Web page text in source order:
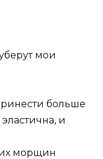
мои
больше
и
морщин